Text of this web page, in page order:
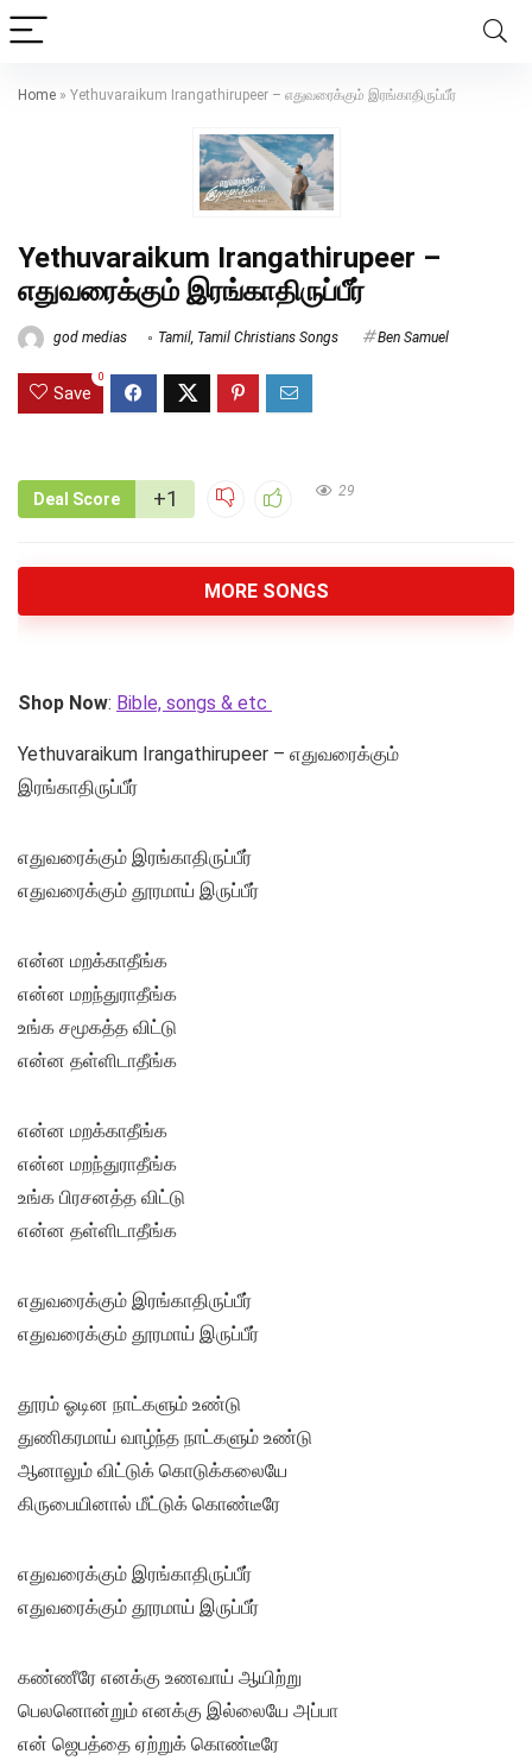
Home » Yethuvaraikum Irangathirupeer – எதுவரைக்கும் இரங்காதிருப்பீர்
Yethuvaraikum Irangathirupeer –
எதுவரைக்கும் இரங்காதிருப்பீர்
god medias Tamil Tamil Christians Songs Ben Samuel
Save
0
Deal Score +1 29
MORE SONGS
Shop Now: Bible, songs & etc
Yethuvaraikum Irangathirupeer – எதுவரைக்கும்
இரங்காதிருப்பீர்
எதுவரைக்கும் இரங்காதிருப்பீர்
எதுவரைக்கும் தூரமாய் இருப்பீர்
என்ன மறக்காதீங்க
என்ன மறந்துராதீங்க
உங்க சமூகத்த விட்டு
என்ன தள்ளிடாதீங்க
என்ன மறக்காதீங்க
என்ன மறந்துராதீங்க
உங்க பிரசனத்த விட்டு
என்ன தள்ளிடாதீங்க
எதுவரைக்கும் இரங்காதிருப்பீர்
எதுவரைக்கும் தூரமாய் இருப்பீர்
தூரம் ஓடின நாட்களும் உண்டு
துணிகரமாய் வாழ்ந்த நாட்களும் உண்டு
ஆனாலும் விட்டுக் கொடுக்கலையே
கிருபையினால் மீட்டுக் கொண்டீரே
எதுவரைக்கும் இரங்காதிருப்பீர்
எதுவரைக்கும் தூரமாய் இருப்பீர்
கண்ணீரே எனக்கு உணவாய் ஆயிற்று
பெலனொன்றும் எனக்கு இல்லையே அப்பா
என் ஜெபத்தை ஏற்றுக் கொண்டீரே